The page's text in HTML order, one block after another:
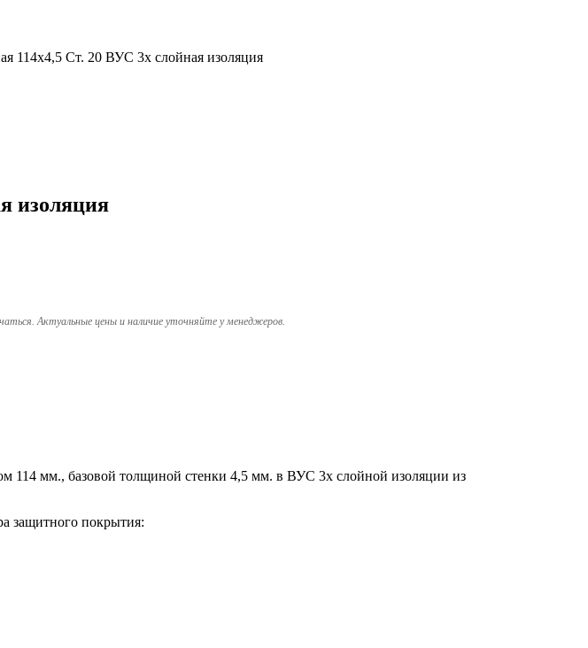
114х4,5 Ст. 20 ВУС 3х слойная изоляция
изоляция
Актуальные цены и наличие уточняйте у менеджеров.
114 мм., базовой толщиной стенки 4,5 мм. в ВУС 3х слойной изоляции из
защитного покрытия: